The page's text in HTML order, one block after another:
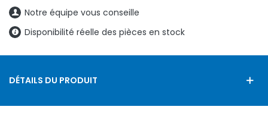
Notre équipe vous conseille
Disponibilité réelle des pièces en stock
DÉTAILS DU PRODUIT